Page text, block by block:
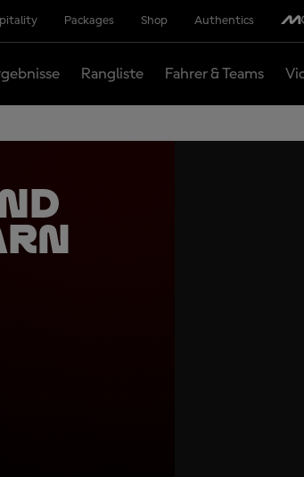
Packages Shop Authentics
Rangliste Fahrer & Teams